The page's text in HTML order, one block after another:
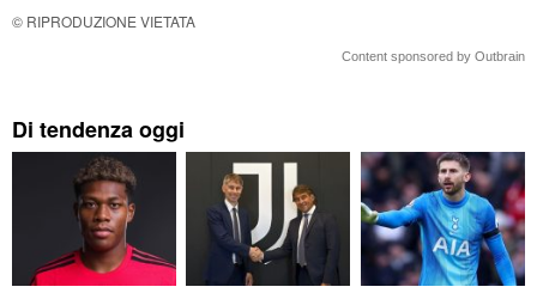
© RIPRODUZIONE VIETATA
Content sponsored by Outbrain
Di tendenza oggi